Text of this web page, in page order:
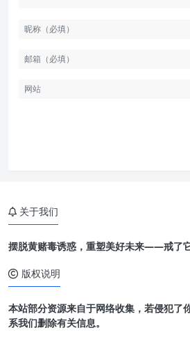
关于我们
摆脱黄赌毒诱惑，重塑美好未来——戒了
版权说明
本站部分资源来自于网络收集，若侵犯了
系我们删除有关信息。